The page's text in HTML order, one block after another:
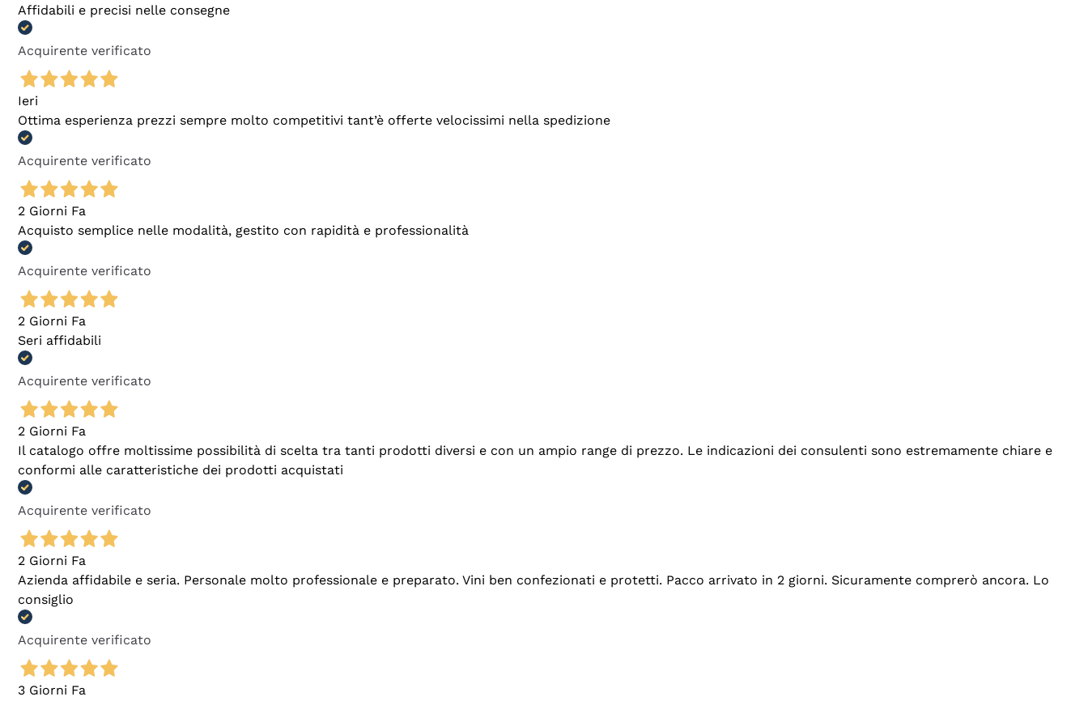
Affidabili e precisi nelle consegne
Acquirente verificato
Ieri
Ottima esperienza prezzi sempre molto competitivi tant’è offerte velocissimi nella spedizione
Acquirente verificato
2 Giorni Fa
Acquisto semplice nelle modalità, gestito con rapidità e professionalità
Acquirente verificato
2 Giorni Fa
Seri affidabili
Acquirente verificato
2 Giorni Fa
Il catalogo offre moltissime possibilità di scelta tra tanti prodotti diversi e con un ampio range di prezzo. Le indicazioni dei consulenti sono estremamente chiare e
conformi alle caratteristiche dei prodotti acquistati
Acquirente verificato
2 Giorni Fa
Azienda affidabile e seria. Personale molto professionale e preparato. Vini ben confezionati e protetti. Pacco arrivato in 2 giorni. Sicuramente comprerò ancora. Lo
consiglio
Acquirente verificato
3 Giorni Fa